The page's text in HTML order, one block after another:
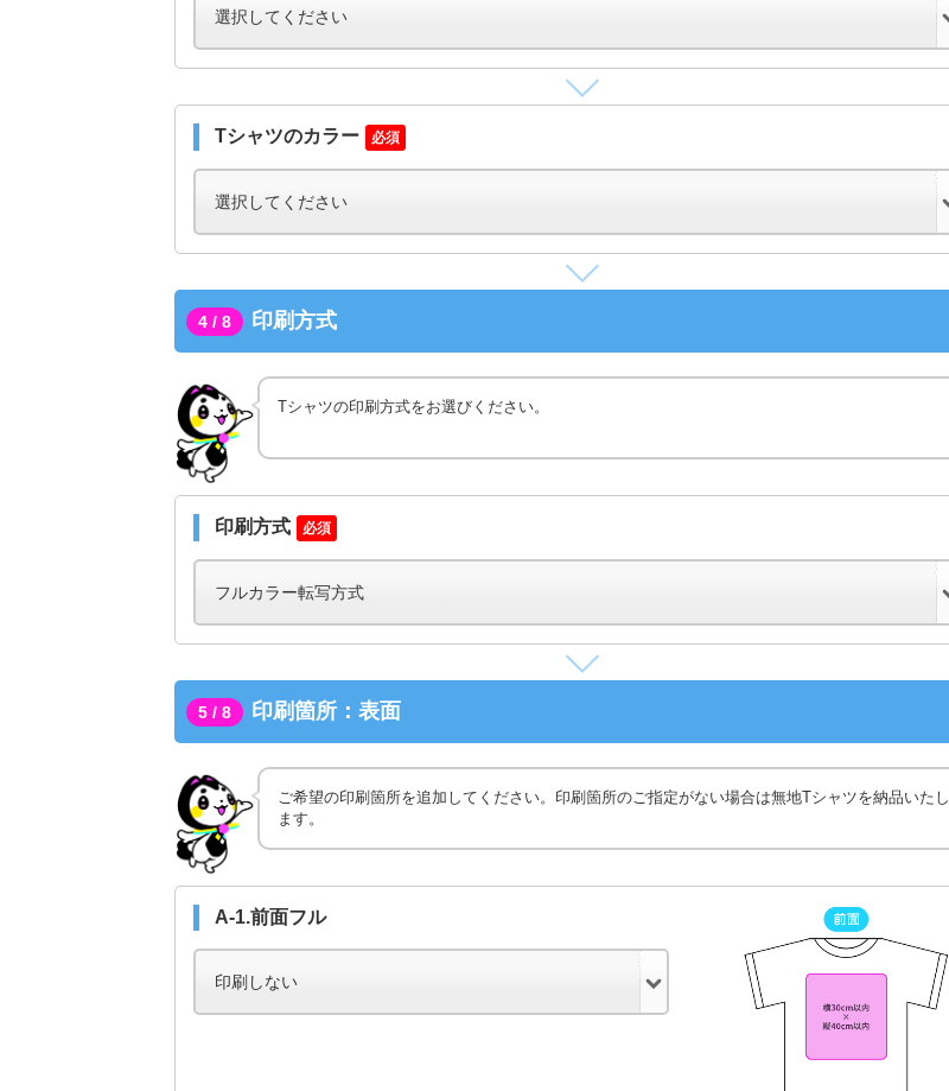
Tシャツのカラー 必須
4 / 8 印刷方式
Tシャツの印刷方式をお選びください。
印刷方式 必須
5 / 8 印刷箇所：表面
ご希望の印刷箇所を追加してください。印刷箇所のご指定がない場合は無地Tシャツを納品いたし
ます。
A-1.前面フル